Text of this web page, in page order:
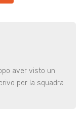
aver visto un
per la squadra